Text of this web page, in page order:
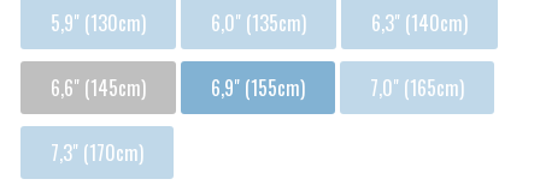
PREMIER EQUINE SADLER
PREMIER EQUINE SADEL TILBEHØR
FORAN EQUINE
GP TACK
5,9" (130cm) 6,0" (135cm) 6,3" (140cm)
6,6" (145cm) 6,9" (155cm) 7,0" (165cm)
7,3" (170cm)